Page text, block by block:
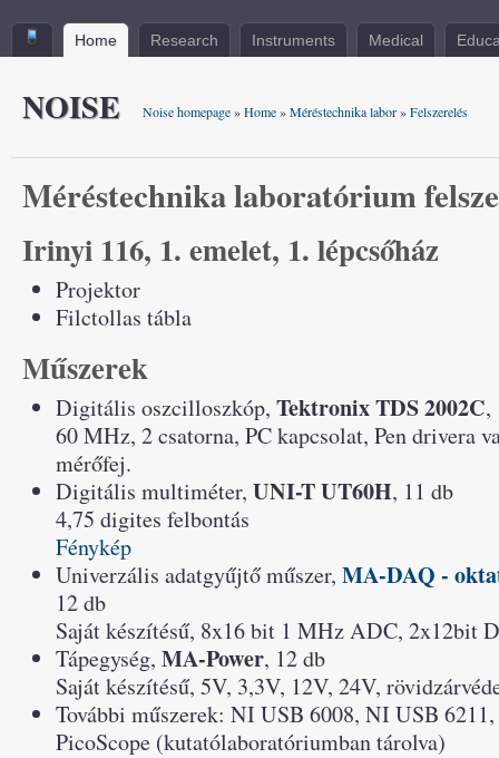
Home Research Instruments Medical
NOISE Noise homepage»Home»Méréstechnika labor»Felszerelés
Méréstechnika laboratórium
Irinyi 116, 1. emelet, 1. lépcsőház
Projektor
Filctollas tábla
Műszerek
Digitális oszcilloszkóp, Tektronix TDS 2002C,
60 MHz, 2 csatorna, PC kapcsolat, Pen drivera
mérőfej.
Digitális multiméter, UNI-T UT60H, 11 db
4,75 digites felbontás
Fénykép
Univerzális adatgyűjtő műszer, MA-DAQ -
12 db
Saját készítésű, 8x16 bit 1 MHz ADC, 2x12bit
Tápegység, MA-Power, 12 db
Saját készítésű, 5V, 3,3V, 12V, 24V,
További műszerek: NI USB 6008, NI USB
PicoScope (kutatólaboratóriumban tárolva)